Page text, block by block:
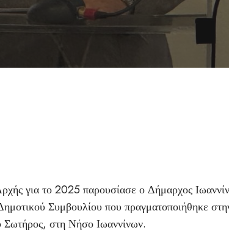
για το 2025 παρουσίασε ο Δήμαρχος
Συμβουλίου που πραγματοποιήθηκε
στη Νήσο Ιωαννίνων.